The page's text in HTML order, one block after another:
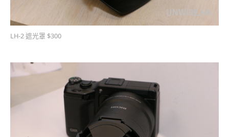
LH-2 遮光罩 $300